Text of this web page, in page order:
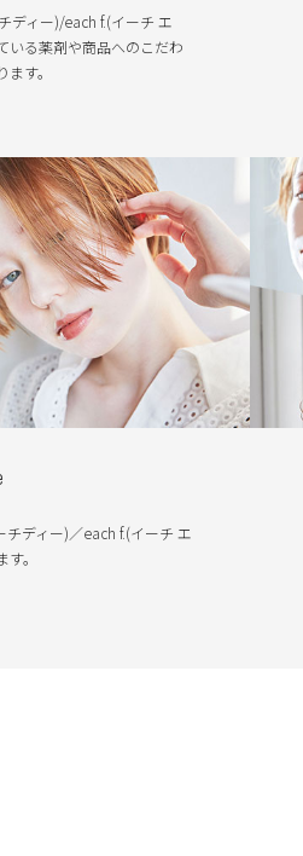
ディー)/each f.(イーチ エ
いる薬剤や商品へのこだわ
す。
ディー)／each f.(イーチ エ
。